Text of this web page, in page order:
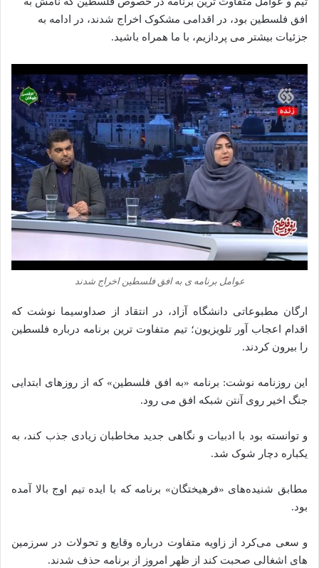
افق فلسطین بود، در اقدامی مشکوک اخراج شدند، در ادامه به
جزئیات بیشتر می پردازیم، با ما همراه باشید.
عوامل برنامه ی به افق فلسطین اخراج شدند
ارگان مطبوعاتی دانشگاه آزاد، در انتقاد از صداوسیما نوشت که
اقدام اعجاب‌ آور تلویزیون؛ تیم متفاوت‌ ترین برنامه درباره فلسطین
را بیرون کردند.
این روزنامه نوشت: برنامه «به افق فلسطین» که از روزهای ابتدایی
جنگ اخیر روی آنتن شبکه افق می‌ رود.
و توانسته‌ بود با ادبیات و نگاهی جدید مخاطبان زیادی جذب کند، به
یکباره دچار شوک شد.
مطابق شنیده‌های «فرهیختگان» برنامه که با ایده تیم اوج بالا آمده‌
بود.
و سعی می‌کرد از زاویه متفاوت درباره وقایع و تحولات در سرزمین‌
های اشغالی صحبت کند از ظهر امروز از برنامه حذف شدند.